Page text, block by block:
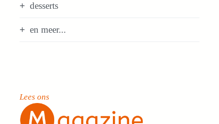
desserts
en meer...
Lees ons